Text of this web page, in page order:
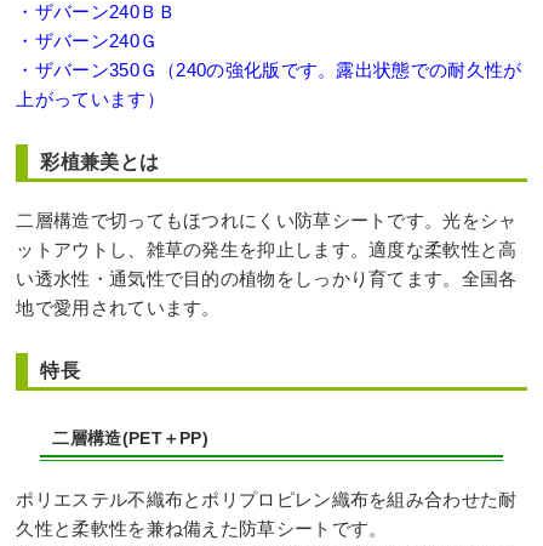
・ザバーン240ＢＢ
・ザバーン240Ｇ
・ザバーン350Ｇ（240の強化版です。露出状態での耐久性が
上がっています）
彩植兼美とは
二層構造で切ってもほつれにくい防草シートです。光をシャ
ットアウトし、雑草の発生を抑止します。適度な柔軟性と高
い透水性・通気性で目的の植物をしっかり育てます。全国各
地で愛用されています。
特長
二層構造(PET＋PP)
ポリエステル不織布とポリプロピレン織布を組み合わせた耐
久性と柔軟性を兼ね備えた防草シートです。